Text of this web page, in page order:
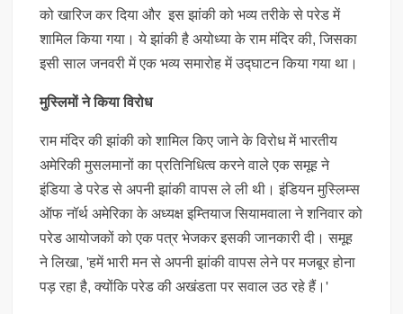
को खारिज कर दिया और इस झांकी को भव्य तरीके से परेड में
शामिल किया गया। ये झांकी है अयोध्या के राम मंदिर की, जिसका
इसी साल जनवरी में एक भव्य समारोह में उद्घाटन किया गया था।
मुस्लिमों ने किया विरोध
राम मंदिर की झांकी को शामिल किए जाने के विरोध में भारतीय
अमेरिकी मुसलमानों का प्रतिनिधित्व करने वाले एक समूह ने
इंडिया डे परेड से अपनी झांकी वापस ले ली थी। इंडियन मुस्लिम्स
ऑफ नॉर्थ अमेरिका के अध्यक्ष इम्तियाज सियामवाला ने शनिवार को
परेड आयोजकों को एक पत्र भेजकर इसकी जानकारी दी। समूह
ने लिखा, 'हमें भारी मन से अपनी झांकी वापस लेने पर मजबूर होना
पड़ रहा है, क्योंकि परेड की अखंडता पर सवाल उठ रहे हैं।'